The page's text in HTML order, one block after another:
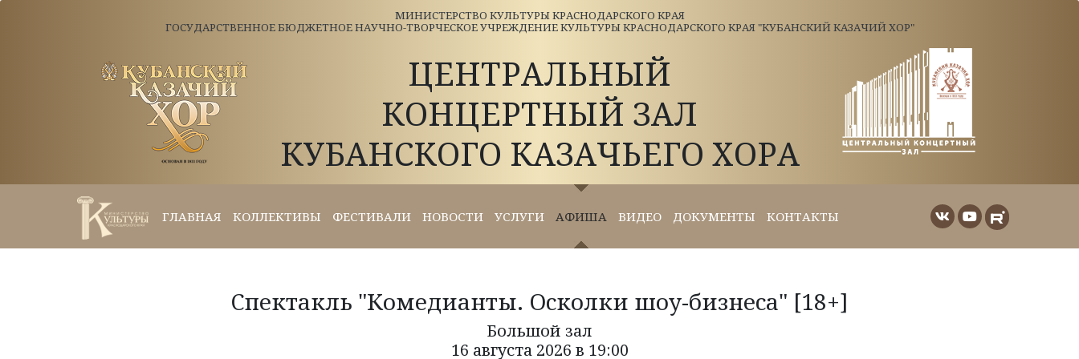
МИНИСТЕРСТВО КУЛЬТУРЫ КРАСНОДАРСКОГО КРАЯ
ГОСУДАРСТВЕННОЕ БЮДЖЕТНОЕ НАУЧНО-ТВОРЧЕСКОЕ УЧРЕЖДЕНИЕ КУЛЬТУРЫ КРАСНОДАРСКОГО КРАЯ "КУБАНСКИЙ КАЗАЧИЙ ХОР"
ЦЕНТРАЛЬНЫЙ
КОНЦЕРТНЫЙ ЗАЛ
КУБАНСКОГО КАЗАЧЬЕГО ХОРА
ГЛАВНАЯ КОЛЛЕКТИВЫ ФЕСТИВАЛИ НОВОСТИ УСЛУГИ АФИША ВИДЕО ДОКУМЕНТЫ КОНТАКТЫ
Спектакль "Комедианты. Осколки шоу-бизнеса" [18+]
Большой зал
16 августа 2026 в 19:00